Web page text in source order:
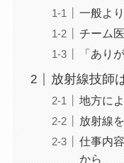
一般よ
チーム
「あり
放射線技師
地方に
放射線
仕事内
から